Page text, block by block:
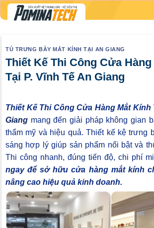
Skip
to
TỦ TRƯNG BÀY MẮT KÍNH TẠI AN GIANG
Thiết Kế Thi Công Cửa
Tại P. Vĩnh Tế An Giang
Thiết Kế Thi Công Cửa Hàng Mắt Kính
Giang mang đến giải pháp không gian
thẩm mỹ và hiệu quả. Thiết kế kệ trưng
sáng hợp lý giúp sản phẩm nổi bật và
Thi công nhanh, đúng tiến độ, chi phí
ngay để sở hữu cửa hàng mắt kính
nâng cao hiệu quả kinh doanh.